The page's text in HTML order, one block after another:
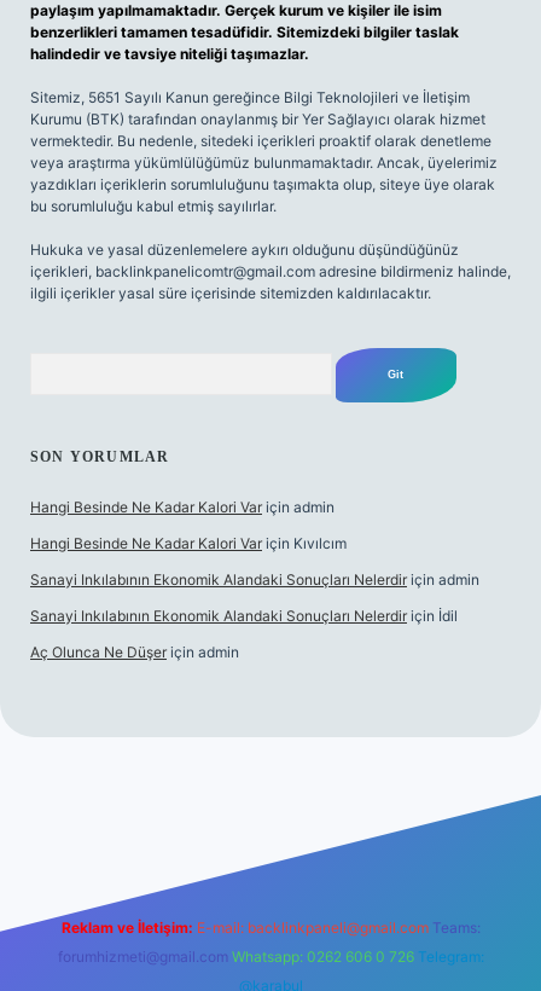
paylaşım yapılmamaktadır. Gerçek kurum ve kişiler ile isim
benzerlikleri tamamen tesadüfidir. Sitemizdeki bilgiler taslak
halindedir ve tavsiye niteliği taşımazlar.
Sitemiz, 5651 Sayılı Kanun gereğince Bilgi Teknolojileri ve İletişim
Kurumu (BTK) tarafından onaylanmış bir Yer Sağlayıcı olarak hizmet
vermektedir. Bu nedenle, sitedeki içerikleri proaktif olarak denetleme
veya araştırma yükümlülüğümüz bulunmamaktadır. Ancak, üyelerimiz
yazdıkları içeriklerin sorumluluğunu taşımakta olup, siteye üye olarak
bu sorumluluğu kabul etmiş sayılırlar.
Hukuka ve yasal düzenlemelere aykırı olduğunu düşündüğünüz
içerikleri, backlinkpanelicomtr@gmail.com adresine bildirmeniz halinde,
ilgili içerikler yasal süre içerisinde sitemizden kaldırılacaktır.
SON YORUMLAR
Hangi Besinde Ne Kadar Kalori Var için admin
Hangi Besinde Ne Kadar Kalori Var için Kıvılcım
Sanayi Inkılabının Ekonomik Alandaki Sonuçları Nelerdir için admin
Sanayi Inkılabının Ekonomik Alandaki Sonuçları Nelerdir için İdil
Aç Olunca Ne Düşer için admin
Reklam ve İletişim: E-mail: backlinkpaneli@gmail.com Teams:
forumhizmeti@gmail.com Whatsapp: 0262 606 0 726 Telegram:
@karabul